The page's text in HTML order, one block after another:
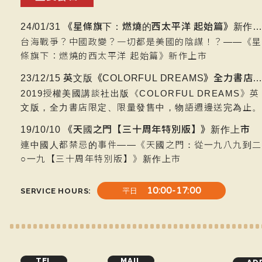
24/01/31 《星條旗下：燃燒的西太平洋 起始篇》新作上市
台海戰爭？中國政變？一切都是美國的陰謀！？——《星
條旗下：燃燒的西太平洋 起始篇》新作上市
23/12/15 英文版《COLORFUL DREAMS》全力書店限量發售，物語週邊送完為止
2019授權美國講談社出版《COLORFUL DREAMS》英
文版，全力書店限定、限量發售中，物語週邊送完為止。
19/10/10 《天國之門【三十周年特別版】》新作上市
連中國人都禁忌的事件——《天國之門：從一九八九到二
○一九【三十周年特別版】》新作上市
SERVICE HOURS 平日 10:00-17:00